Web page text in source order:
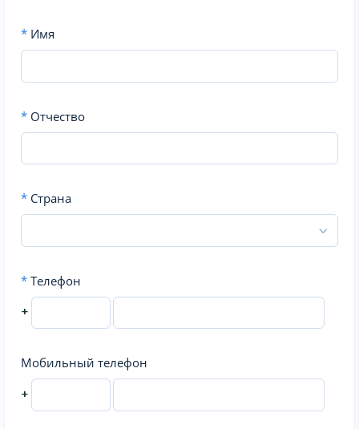
* Имя
* Отчество
* Страна
* Телефон
+
Мобильный телефон
+